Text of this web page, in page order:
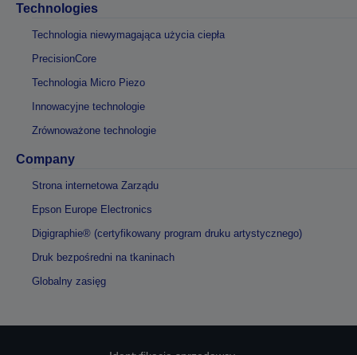
Technologies
Technologia niewymagająca użycia ciepła
PrecisionCore
Technologia Micro Piezo
Innowacyjne technologie
Zrównoważone technologie
Company
Strona internetowa Zarządu
Epson Europe Electronics
Digigraphie® (certyfikowany program druku artystycznego)
Druk bezpośredni na tkaninach
Globalny zasięg